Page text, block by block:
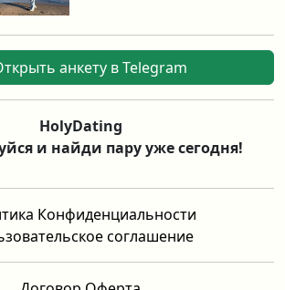
анкету в Telegram
Конфиденциальности
соглашение
HolyDating
и найди пару уже сегодня!